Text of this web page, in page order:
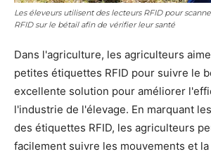
Les éleveurs utilisent des lecteurs RFID pour
RFID sur le bétail afin de vérifier leur santé
Dans l'agriculture, les agriculteurs
petites étiquettes RFID pour suivre le
excellente solution pour améliorer
l'industrie de l'élevage. En marquant
des étiquettes RFID, les agriculteurs
facilement suivre les mouvements et